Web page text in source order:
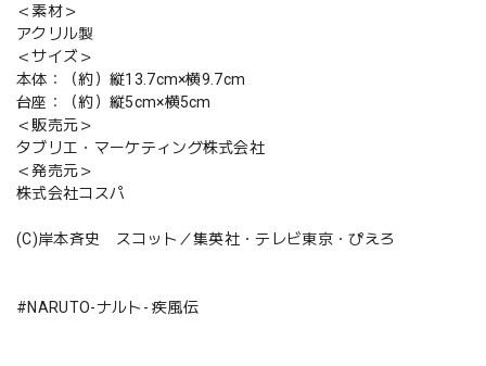
＜素材＞
アクリル製
＜サイズ＞
本体：（約）縦13.7cm×横9.7cm
台座：（約）縦5cm×横5cm
＜販売元＞
タブリエ・マーケティング株式会社
＜発売元＞
株式会社コスパ
(C)岸本斉史 スコット／集英社・テレビ東京・ぴえろ
#NARUTO-ナルト- 疾風伝